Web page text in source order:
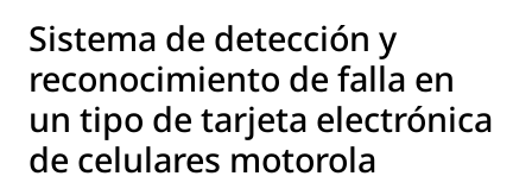
Sistema de detección y
reconocimiento de falla en
un tipo de tarjeta electrónica
de celulares motorola